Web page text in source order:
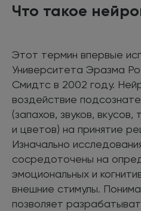
Что такое
Этот термин впервые
Университета Эразма
Смидтс в 2002 году.
воздействие
(запахов, звуков,
и цветов) на принятие
Изначально
сосредоточены на
эмоциональных и
внешние стимулы.
позволяет